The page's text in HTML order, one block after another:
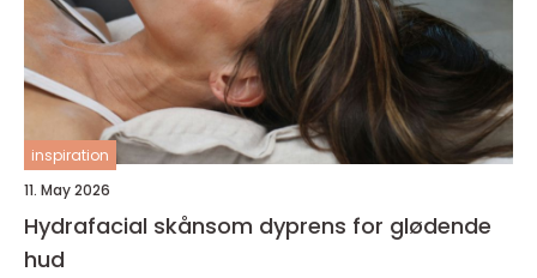
inspiration
11. May 2026
Hydrafacial skånsom dyprens for glødende
hud